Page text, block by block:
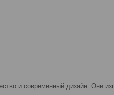
и современный дизайн. Они